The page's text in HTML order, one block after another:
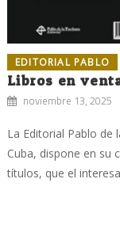
EDITORIAL PABLO
Libros en
noviembre 13, 2025
La Editorial Pablo de
Cuba, dispone en su
títulos, que el